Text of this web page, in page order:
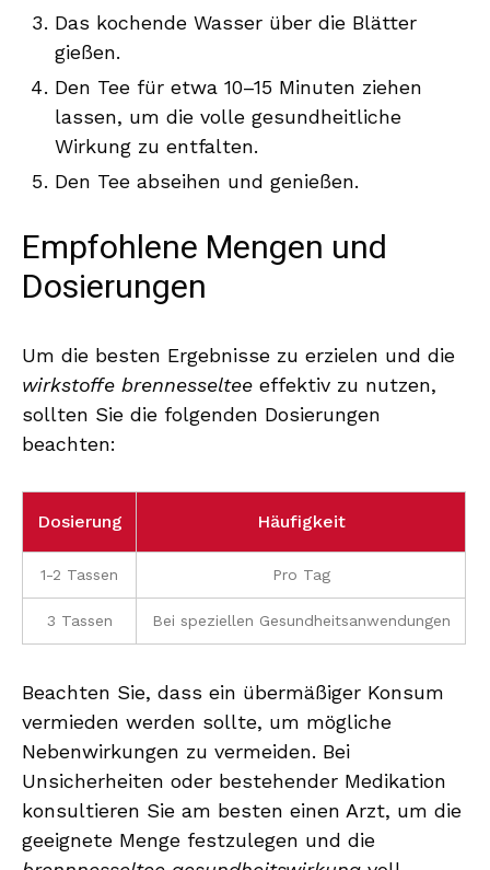
Das kochende Wasser über die Blätter
gießen.
Den Tee für etwa 10–15 Minuten ziehen
lassen, um die volle gesundheitliche
Wirkung zu entfalten.
Den Tee abseihen und genießen.
Empfohlene Mengen und
Dosierungen
Um die besten Ergebnisse zu erzielen und die
wirkstoffe brennesseltee effektiv zu nutzen,
sollten Sie die folgenden Dosierungen
beachten:
Dosierung Häufigkeit
1-2 Tassen Pro Tag
3 Tassen Bei speziellen Gesundheitsanwendungen
Beachten Sie, dass ein übermäßiger Konsum
vermieden werden sollte, um mögliche
Nebenwirkungen zu vermeiden. Bei
Unsicherheiten oder bestehender Medikation
konsultieren Sie am besten einen Arzt, um die
geeignete Menge festzulegen und die